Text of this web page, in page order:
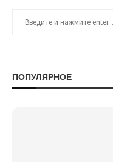
ПОПУЛЯРНОЕ